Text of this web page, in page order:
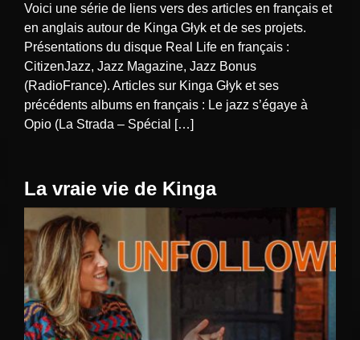
Voici une série de liens vers des articles en français et
en anglais autour de Kinga Głyk et de ses projets.
Présentations du disque Real Life en français :
CitizenJazz, Jazz Magazine, Jazz Bonus
(RadioFrance). Articles sur Kinga Głyk et ses
précédents albums en français : Le jazz s’égaye à
Opio (La Strada – Spécial […]
La vraie vie de Kinga